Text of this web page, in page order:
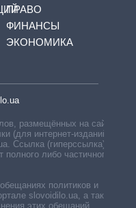
ПРАВО
ФИНАНСЫ
ЭКОНОМИКА
размещённых на сайте,
(для интернет-изданий —
Ссылка (гиперссылка)
либо частичного
политиков и
slovoidilo.ua, а также
этих обещаний,